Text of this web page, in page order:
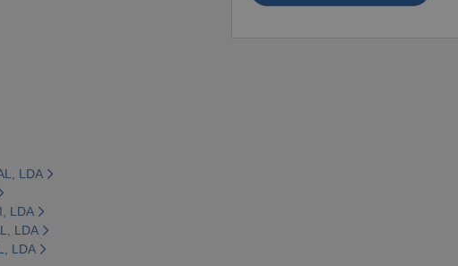
LDA
LDA
LDA
LDA